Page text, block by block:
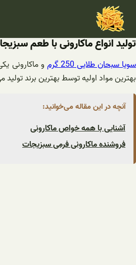
محتوا
تولید انواع ماکارونی با طعم
سویا سبحان طلایی 250 گرم
و ماکارونی
بهترین مواد اولیه توسط بهترین برند
آنچه در این مقاله می‌خوانید:
آشنایی با همه خواص ماکارونی
فروشنده ماکارونی فرمی سبزیجات